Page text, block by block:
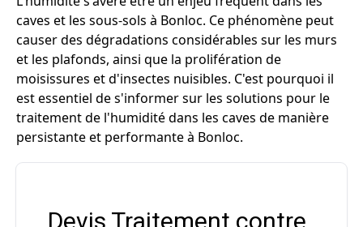
caves et les sous-sols à Bonloc. Ce phénomène peut
causer des dégradations considérables sur les murs
et les plafonds, ainsi que la prolifération de
moisissures et d'insectes nuisibles. C'est pourquoi il
est essentiel de s'informer sur les solutions pour le
traitement de l'humidité dans les caves de manière
persistante et performante à Bonloc.
Devis Traitement contre